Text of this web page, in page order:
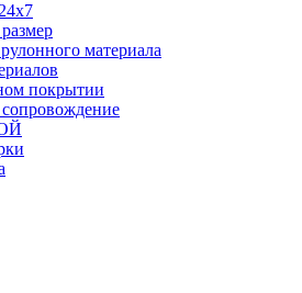
материала
покрытии